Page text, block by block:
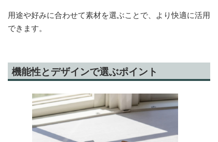
用途や好みに合わせて素材を選ぶことで、より快適に活用
できます。
機能性とデザインで選ぶポイント